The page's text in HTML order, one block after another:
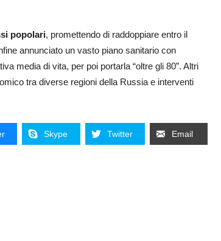
popolari, promettendo di raddoppiare entro il
annunciato un vasto piano sanitario con
media di vita, per poi portarla “oltre gli 80”. Altri
tra diverse regioni della Russia e interventi
Skype Twitter Email